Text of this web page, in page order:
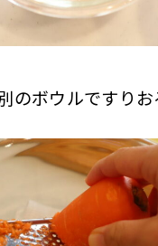
ボウルですりお